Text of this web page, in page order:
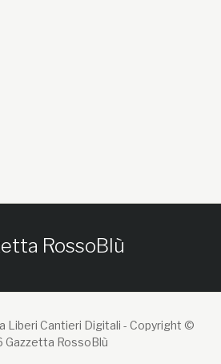
RossoBlù
Liberi Cantieri Digitali - Copyright ©
Gazzetta RossoBlù